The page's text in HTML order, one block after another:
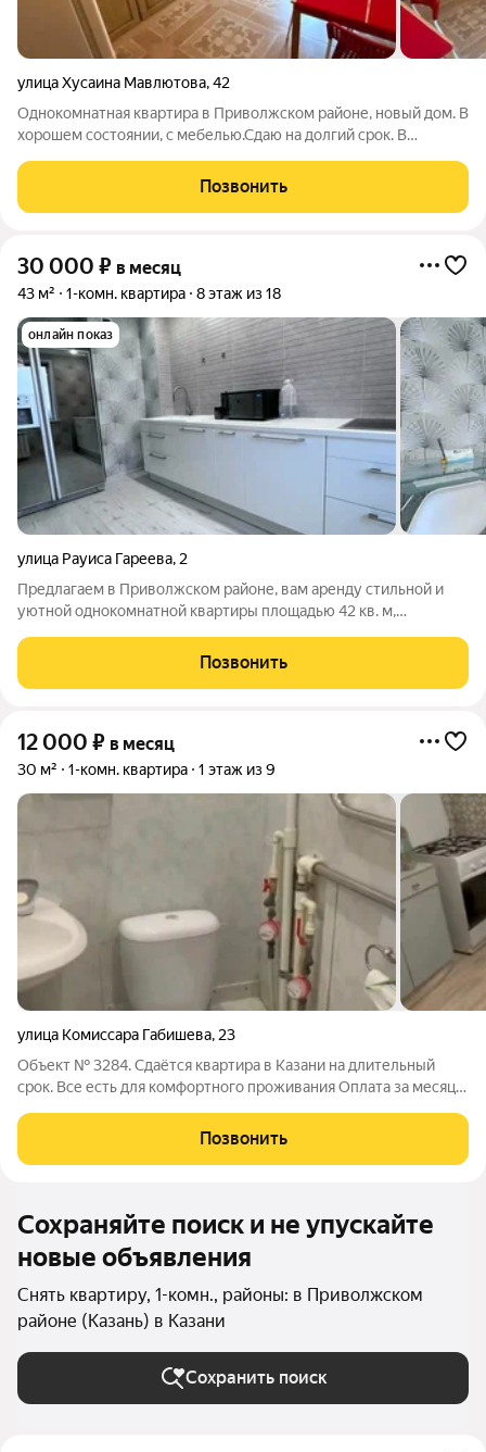
улица Хусаина Мавлютова,42
Однокомнатная квартира в Приволжском районе, новый дом. В
хорошем состоянии, с мебелью.Сдаю на долгий срок. В
Братьев Касимовых , Проспект Победы, Гарифьянова.
Позвонить
30 000 ₽ в месяц
43 м² 1-комн. квартира 8 этаж из 18
онлайн показ
улица Рауиса Гареева, 2
Предлагаем в Приволжском районе, вам аренду стильной и
уютной однокомнатной квартиры площадью 42 кв. м,
построенного в 2013 году. Высота потолков составляет 2,5
метра, а окна выходят на улицу,
Позвонить
12 000 ₽ в месяц
30 м² 1-комн. квартира 1 этаж из 9
улица Комиссара Габишева, 23
Объект № 3284. Сдаётся квартира в Казани на длительный
срок. Все есть для комфортного проживания Оплата за месяц
стиле. Стоит роутер в квартире оплата тоже делится. Ищу
чистоплотную
Позвонить
Сохраняйте поиск и не упускайте
новые объявления
Снять квартиру, 1-комн., районы: в Приволжском
районе (Казань) в Казани
Сохранить поиск